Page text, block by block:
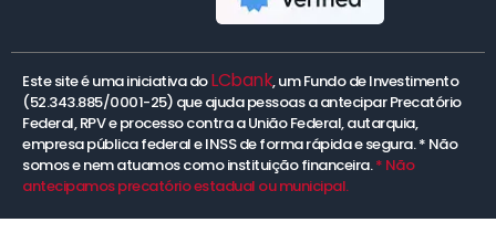
Este site é uma iniciativa doLCbank, um Fundo de Investimento
(52.343.885/0001-25) que ajuda pessoas a antecipar Precatório
Federal, RPV e processo contra a União Federal, autarquia,
empresa pública federal e INSS de forma rápida e segura. * Não
somos e nem atuamos como instituição financeira.* Não
antecipamos precatório estadual ou municipal.